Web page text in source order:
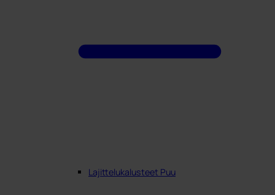
Lajittelukalusteet Puu